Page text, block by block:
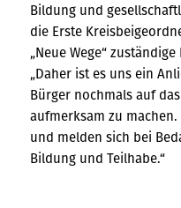
Bildung und
die Erste
„Neue Wege“
„Daher ist es uns ein
Bürger nochmals auf
aufmerksam zu
und melden sich bei
Bildung und Teilhabe.“